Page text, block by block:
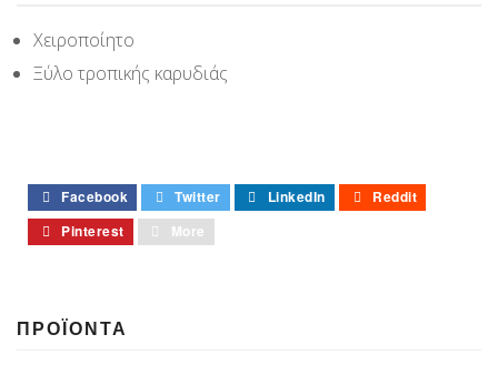
Χειροποίητο
Ξύλο τροπικής καρυδιάς
Facebook Twitter LinkedIn
Reddit
Pinterest
More
ΠΡΟΪΟΝΤΑ